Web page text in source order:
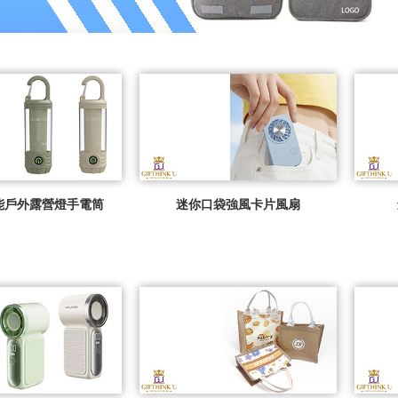
戶外露營燈手電筒 迷你口袋強風卡片風扇